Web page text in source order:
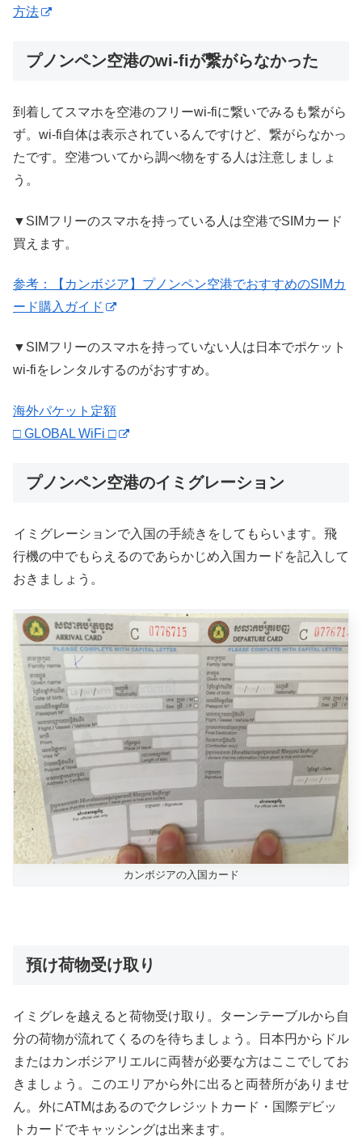
方法
プノンペン空港のwi-fiが繋がらなかった
到着してスマホを空港のフリーwi-fiに繋いでみるも繋がら
ず。wi-fi自体は表示されているんですけど、繋がらなかっ
たです。空港ついてから調べ物をする人は注意しましょ
う。
▼SIMフリーのスマホを持っている人は空港でSIMカード
買えます。
参考：【カンボジア】プノンペン空港でおすすめのSIMカ
ード購入ガイド
▼SIMフリーのスマホを持っていない人は日本でポケット
wi-fiをレンタルするのがおすすめ。
海外パケット定額
□ GLOBAL WiFi □
プノンペン空港のイミグレーション
イミグレーションで入国の手続きをしてもらいます。飛
行機の中でもらえるのであらかじめ入国カードを記入して
おきましょう。
カンボジアの入国カード
預け荷物受け取り
イミグレを越えると荷物受け取り。ターンテーブルから自
分の荷物が流れてくるのを待ちましょう。日本円からドル
またはカンボジアリエルに両替が必要な方はここでしてお
きましょう。このエリアから外に出ると両替所がありませ
ん。外にATMはあるのでクレジットカード・国際デビッ
トカードでキャッシングは出来ます。